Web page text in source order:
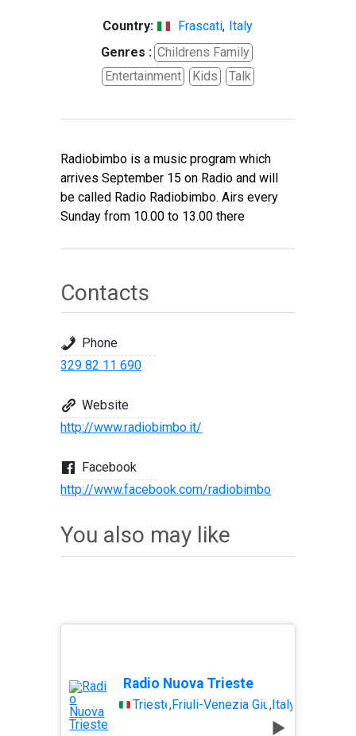
Country: Frascati, Italy
Genres : Childrens Family
Entertainment
Kids Talk
Radiobimbo is a music program which
arrives September 15 on Radio and will
be called Radio Radiobimbo. Airs every
Sunday from 10.00 to 13.00 there
Contacts
Phone
329 82 11 690
Website
http://www.radiobimbo.it/
Facebook
http://www.facebook.com/radiobimbo
You also may like
Radio Nuova Trieste
Trieste,Friuli-Venezia Giulia
,Italy